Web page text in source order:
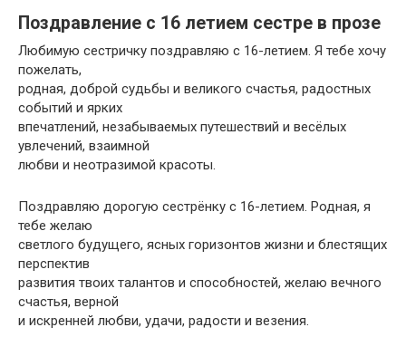
Поздравление с 16 летием сестре в прозе
Любимую сестричку поздравляю с 16-летием. Я тебе хочу
пожелать,
родная, доброй судьбы и великого счастья, радостных
событий и ярких
впечатлений, незабываемых путешествий и весёлых
увлечений, взаимной
любви и неотразимой красоты.
Поздравляю дорогую сестрёнку с 16-летием. Родная, я
тебе желаю
светлого будущего, ясных горизонтов жизни и блестящих
перспектив
развития твоих талантов и способностей, желаю вечного
счастья, верной
и искренней любви, удачи, радости и везения.